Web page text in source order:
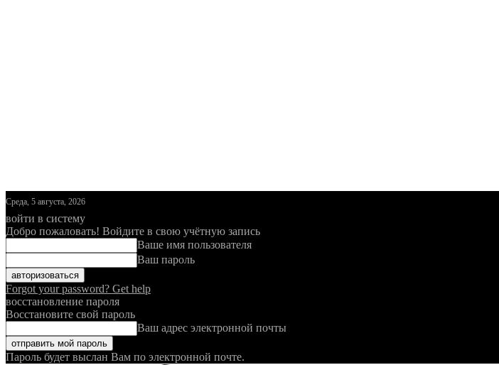
Среда, 5 августа, 2026
войти в систему
Добро пожаловать! Войдите в свою учётную запись
Ваше имя пользователя
Ваш пароль
Forgot your password? Get help
восстановление пароля
Восстановите свой пароль
Ваш адрес электронной почты
Пароль будет выслан Вам по электронной почте.